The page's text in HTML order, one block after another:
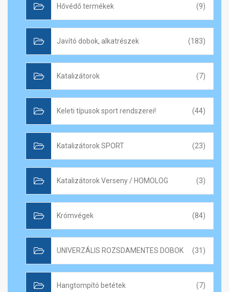
Hővédő termékek (9)
Javító dobok, alkatrészek (183)
Katalizátorok (7)
Keleti típusok sport rendszerei! (44)
Katalizátorok SPORT (23)
Katalizátorok Verseny / HOMOLOG (3)
Krómvégek (84)
UNIVERZÁLIS ROZSDAMENTES DOBOK (31)
Hangtompító betétek (7)